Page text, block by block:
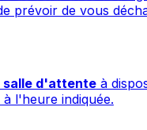
prévoir de vous
salle d'attenteà
l'heure indiquée.